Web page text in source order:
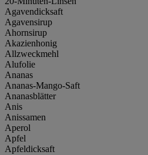
Agavendicksaft
Agavensirup
Ahornsirup
Akazienhonig
Allzweckmehl
Alufolie
Ananas
Ananas-Mango-Saft
Ananasblätter
Anis
Anissamen
Aperol
Apfel
Apfeldicksaft